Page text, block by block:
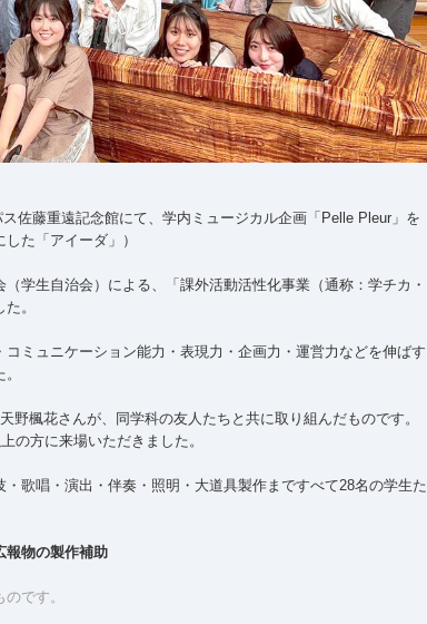
佐藤重遠記念館にて、学内ミュージカル企画「Pelle Pleur」を
た「アイーダ」）
学生自治会）による、「課外活動活性化事業（通称：学チカ・
。
ミュニケーション能力・表現力・企画力・運営力などを伸ばす
野楓花さんが、同学科の友人たちと共に取り組んだものです。
の方に来場いただきました。
歌唱・演出・伴奏・照明・大道具製作まですべて28名の学生た
報物の製作補助
です。